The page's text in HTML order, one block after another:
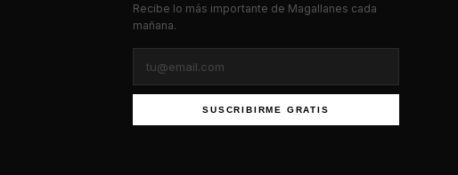
Recibe lo más importante de Magallanes cada
mañana.
SUSCRIBIRME GRATIS